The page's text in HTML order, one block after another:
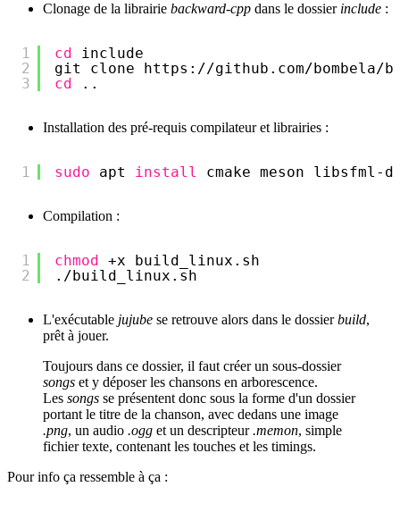
Clonage de la librairie backward-cpp dans le dossier include :
1
2
3
cd
include
git clone https: //github .com/bombela/
cd
..
Installation des pré-requis compilateur et librairies :
1 sudo apt install cmake meson
Compilation :
1
2
chmod
+x build_linux.sh
. /build_linux .sh
L'exécutable jujube se retrouve alors dans le dossierbuild,
prêt à jouer.
Toujours dans ce dossier, il faut créer un sous-dossier
songs et y déposer les chansons en arborescence.
Les songs se présentent donc sous la forme d'un dossier
portant le titre de la chanson, avec dedans une image
.png, un audio .ogg et un descripteur.memon, simple
fichier texte, contenant les touches et les timings.
Pour info ça ressemble à ça :